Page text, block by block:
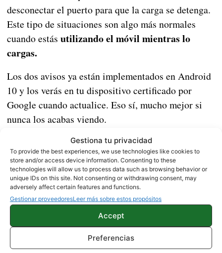
Gestiona tu privacidad
To provide the best experiences, we use technologies like cookies to
store and/or access device information. Consenting to these
technologies will allow us to process data such as browsing behavior or
unique IDs on this site. Not consenting or withdrawing consent, may
adversely affect certain features and functions.
Gestionar proveedoresLeer más sobre estos propósitos
Accept
Preferencias
desconectar el puerto para que la carga se detenga.
Este tipo de situaciones son algo más normales
cuando estás utilizando el móvil mientras lo
cargas.
Los dos avisos ya están implementados en Android
10 y los verás en tu dispositivo certificado por
Google cuando actualice. Eso sí, mucho mejor si
nunca los acabas viendo.
NOTICIAS